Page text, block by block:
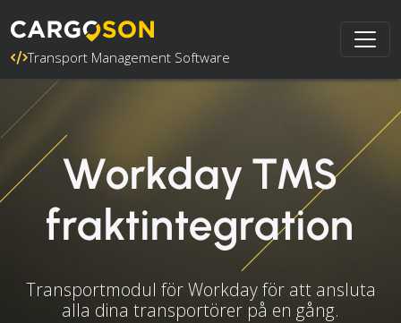
Transport Management Software
Workday TMS
fraktintegration
Transportmodul för Workday för att ansluta
alla dina transportörer på en gång.